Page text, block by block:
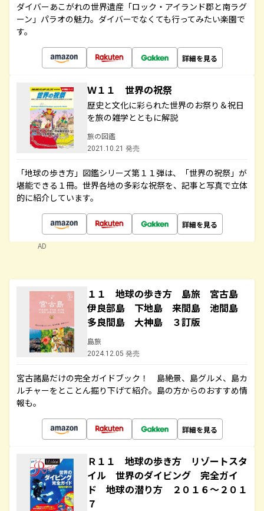
ダイバーあこがれの世界遺産「ロック・アイランド郡と南ラグ
ーン」パラオの魅力。ダイバーでなくても行ってみたい楽園で
す。
詳細を見る
Ｗ１１ 世界の祝祭
歴史と文化に彩られた世界のお祭り＆祝日
を旅の雑学とともに解説
旅の図鑑
2021.10.21 発売
「地球の歩き方」図鑑シリーズ第１１弾は、「世界の祝祭」が
堪能できる１冊。世界各地の多彩な祝祭を、記事と写真で立体
的に紹介しています。
詳細を見る
AD
１１ 地球の歩き方 島旅 宮古島
伊良部島 下地島 来間島 池間島
多良間島 大神島 ３訂版
島旅
2024.12.05 発売
宮古諸島だけの完全ガイドブック！ 島絶景、島グルメ、島カ
ルチャーをとことん掘り下げて紹介。島の方からのおすすめ情
報も。
詳細を見る
Ｒ１１ 地球の歩き方 リゾートスタ
イル 世界のダイビング 完全ガイ
ド 地球の潜り方 ２０１６～２０１
７